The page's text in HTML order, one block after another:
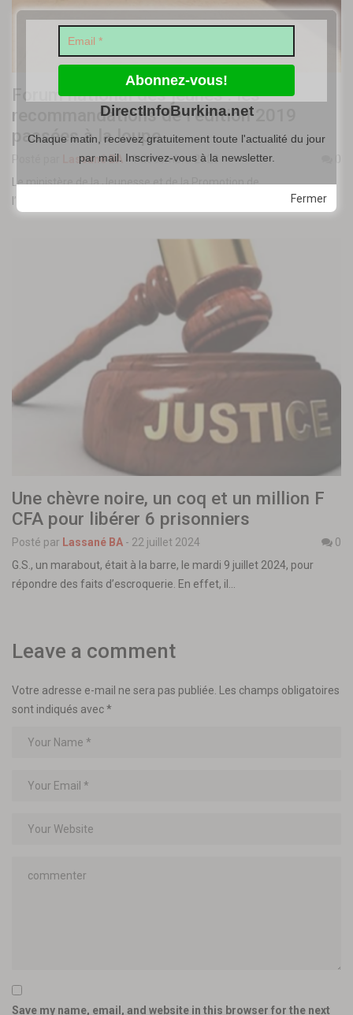
Forum national des jeunes : les
recommandations de l’édition 2019
passées à la loupe
Lassané BA - 1 décembre 2020
0
Le ministère de la Jeunesse et de la Promotion de
l’Entrepreneuriat des Jeunes a organisé l’atelier de la mise en…
Une chèvre noire, un coq et un million F
CFA pour libérer 6 prisonniers
Posté par Lassané BA - 22 juillet 2024
0
G.S., un marabout, était à la barre, le mardi 9 juillet 2024, pour
répondre des faits d’escroquerie. En effet, il…
Leave a comment
Votre adresse e-mail ne sera pas publiée.
Les champs obligatoires
sont indiqués avec*
Save my name, email, and website in this browser for the next
Fermer
DirectInfoBurkina.net
Chaque matin, recevez gratuitement toute l'actualité du jour
par mail. Inscrivez-vous à la newsletter.